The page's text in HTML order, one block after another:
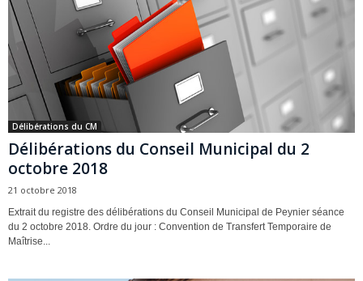
Délibérations du CM
Délibérations du Conseil Municipal du 2
octobre 2018
21 octobre 2018
Extrait du registre des délibérations du Conseil Municipal de Peynier séance
du 2 octobre 2018. Ordre du jour : Convention de Transfert Temporaire de
Maîtrise...